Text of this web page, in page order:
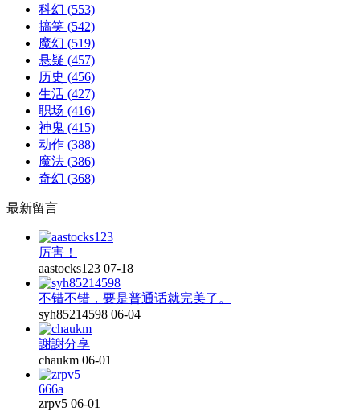
科幻 (553)
搞笑 (542)
魔幻 (519)
悬疑 (457)
历史 (456)
生活 (427)
职场 (416)
神鬼 (415)
动作 (388)
魔法 (386)
奇幻 (368)
最新留言
厉害！
aastocks123 07-18
不错不错，要是普通话就完美了。
syh85214598 06-04
謝謝分享
chaukm 06-01
666a
zrpv5 06-01